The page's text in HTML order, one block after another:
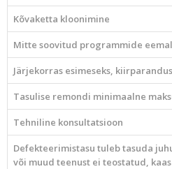
Kõvaketta kloonimine
Mitte soovitud programmide
Järjekorras esimeseks, kiirparandus
Tasulise remondi minimaalne
Tehniline konsultatsioon
Defekteerimistasu tuleb tasuda
või muud teenust ei teostatud,